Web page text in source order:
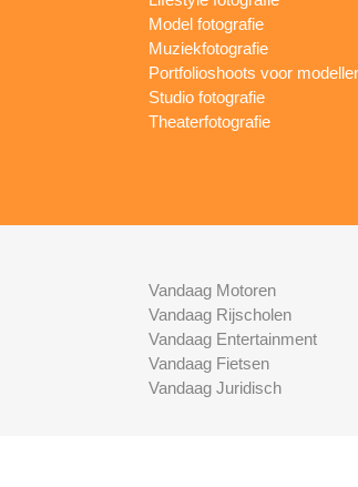
Model fotografie
Muziekfotografie
Portfolioshoots voor
Studio fotografie
Theaterfotografie
Vandaag Motoren
Vandaag Rijscholen
Vandaag Entertainment
Vandaag Fietsen
Vandaag Juridisch